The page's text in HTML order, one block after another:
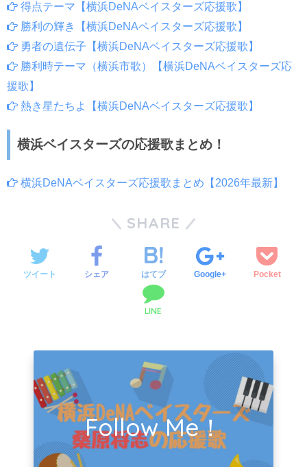
得点テーマ【横浜DeNAベイスターズ応援歌】
勝利の輝き【横浜DeNAベイスターズ応援歌】
勇者の遺伝子【横浜DeNAベイスターズ応援歌】
勝利時テーマ（横浜市歌）【横浜DeNAベイスターズ応
援歌】
熱き星たちよ【横浜DeNAベイスターズ応援歌】
横浜ベイスターズの応援歌まとめ！
横浜DeNAベイスターズ応援歌まとめ【2026年最新】
SHARE
ツイート シェア はてブ Google+ Pocket
LINE
Follow Me！